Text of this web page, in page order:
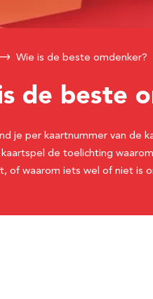
Wie is de beste omdenker?
de beste
je per kaartnummer van de
kaartspel de toelichting
of waarom iets wel of niet is